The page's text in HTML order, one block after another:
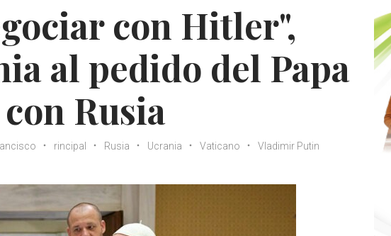
con Hitler",
al pedido del Papa
Rusia
rincipal Rusia Ucrania Vaticano
Vladimir Putin